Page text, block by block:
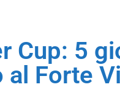
Cup: 5
Forte